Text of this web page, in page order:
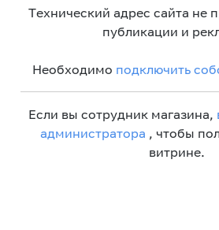
Технический адрес сайта не
публикации и
Необходимо подключить
Если вы сотрудник магазина,
администратора , чтобы
витрине.